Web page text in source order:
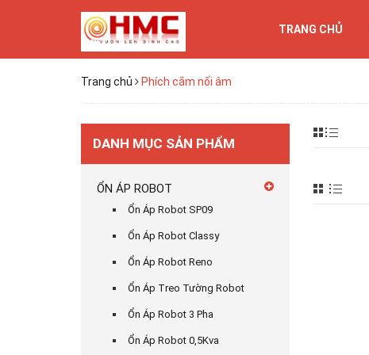
TRANG CHỦ
Trang chủ Phích cắm nối âm
DANH MỤC SẢN PHẨM
ỔN ÁP ROBOT
Ổn Áp Robot SP09
Ổn Áp Robot Classy
Ổn Áp Robot Reno
Ổn Áp Treo Tường Robot
Ổn Áp Robot 3 Pha
Ổn Áp Robot 0,5Kva